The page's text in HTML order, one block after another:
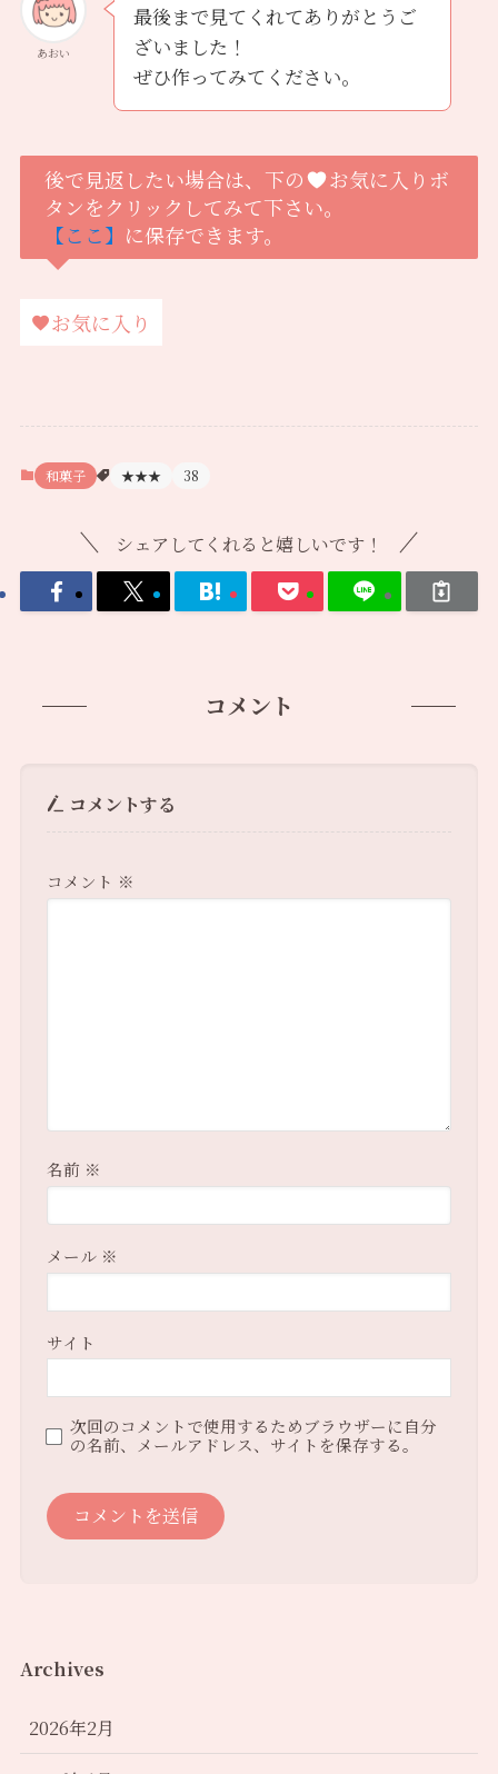
あおい
最後まで見てくれてありがとうご
ざいました！
ぜひ作ってみてください。
後で見返したい場合は、下の
お気に入りボ
タンをクリックしてみて下さい。
【ここ】 に保存できます。
お気に入り
和菓子 ★★★ 38
シェアしてくれると嬉しいです！
コメント
コメントする
コメント ※
名前 ※
メール ※
サイト
次回のコメントで使用するためブラウザーに自分
の名前、メールアドレス、サイトを保存する。
Archives
2026年2月